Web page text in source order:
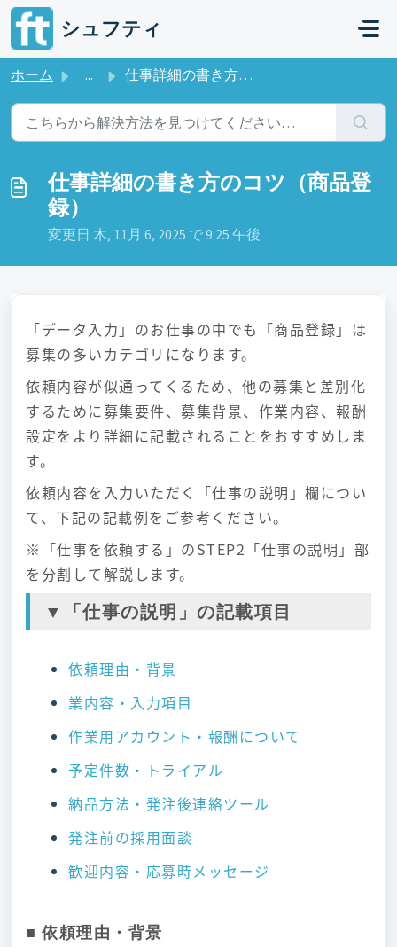
メインコンテンツに移動
シュフティ
ホーム ... 仕事詳細の書き方のコツ（商品登録）
仕事詳細の書き方のコツ（商品登
録）
変更日 木, 11月 6, 2025 で 9:25 午後
「データ入力」のお仕事の中でも「商品登録」は
募集の多いカテゴリになります。
依頼内容が似通ってくるため、他の募集と差別化
するために募集要件、募集背景、作業内容、報酬
設定をより詳細に記載されることをおすすめしま
す。
依頼内容を入力いただく「仕事の説明」欄につい
て、下記の記載例をご参考ください。
※「仕事を依頼する」のSTEP2「仕事の説明」部
を分割して解説します。
▼「仕事の説明」の記載項目
依頼理由・背景
業内容・入力項目
作業用アカウント・報酬について
予定件数・トライアル
納品方法・発注後連絡ツール
発注前の採用面談
歓迎内容・応募時メッセージ
■ 依頼理由・背景